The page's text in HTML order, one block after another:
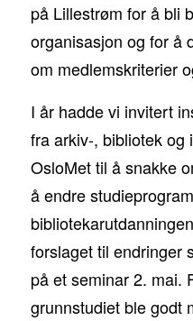
på Lillestrøm for å bli
organisasjon og for å
om medlemskriterier
I år hadde vi invitert
fra arkiv-, bibliotek og
OsloMet til å snakke
å endre
forslaget til endringer
på et seminar 2. mai.
grunnstudiet ble godt